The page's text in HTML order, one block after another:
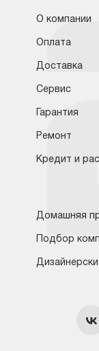
Москва
Москва
Краснодар
8 (800) 555-
О компании
Оплата
Доставка
Сервис
Гарантия
Ремонт
Кредит и
Домашняя
Подбор